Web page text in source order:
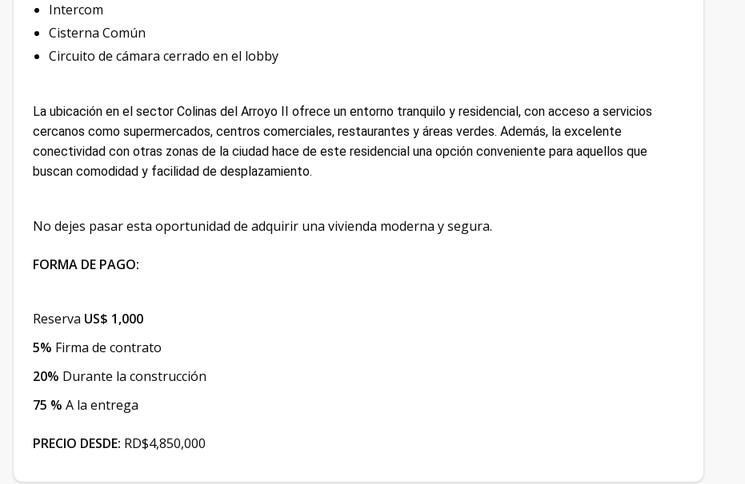
Intercom
Cisterna Común
Circuito de cámara cerrado en el lobby
La ubicación en el sector Colinas del Arroyo II ofrece un entorno tranquilo y residencial, con acceso a servicios
cercanos como supermercados, centros comerciales, restaurantes y áreas verdes. Además, la excelente
conectividad con otras zonas de la ciudad hace de este residencial una opción conveniente para aquellos que
buscan comodidad y facilidad de desplazamiento.
No dejes pasar esta oportunidad de adquirir una vivienda moderna y segura.
FORMA DE PAGO:
Reserva US$ 1,000
5% Firma de contrato
20% Durante la construcción
75 % A la entrega
PRECIO DESDE: RD$4,850,000